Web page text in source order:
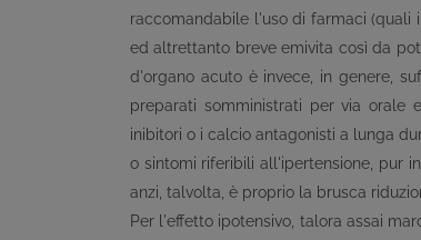
raccomandabile l'uso di farmaci (quali
ed altrettanto breve emivita così da
d'organo acuto è invece, in genere,
preparati somministrati per via orale
inibitori o i calcio antagonisti a lunga
o sintomi riferibili all'ipertensione, pur
anzi, talvolta, è proprio la brusca
Per l'effetto ipotensivo, talora assai